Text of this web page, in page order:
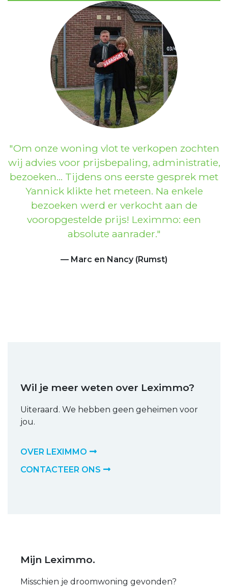
Om onze woning vlot te verkopen zochten
wij advies voor prijsbepaling, administratie,
bezoeken… Tijdens ons eerste gesprek met
Yannick klikte het meteen. Na enkele
bezoeken werd er verkocht aan de
vooropgestelde prijs! Leximmo: een
absolute aanrader.
Marc en Nancy (Rumst)
Wil je meer weten over Leximmo?
Uiteraard. We hebben geen geheimen voor
jou.
OVER LEXIMMO
CONTACTEER ONS
Mijn Leximmo.
Misschien je droomwoning gevonden?